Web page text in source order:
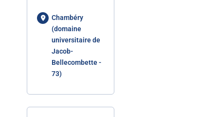
Chambéry
(domaine
universitaire de
Jacob-
Bellecombette -
73)